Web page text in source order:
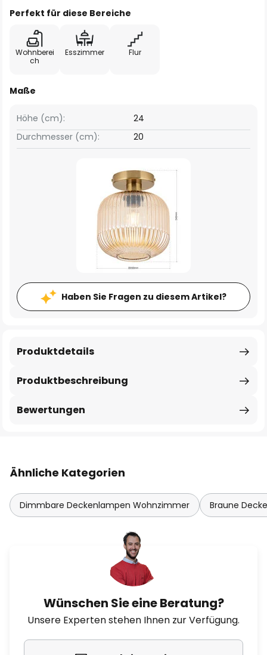
Perfekt für diese Bereiche
Wohnberei
ch
Esszimmer Flur
Maße
Höhe (cm):
24
Durchmesser (cm):
20
Haben Sie Fragen zu diesem Artikel?
Produktbeschreibung
Produktdetails
Bewertungen
Ähnliche Kategorien
Dimmbare Deckenlampen Wohnzimmer Braune
Wünschen Sie eine Beratung?
Unsere Experten stehen Ihnen zur Verfügung.